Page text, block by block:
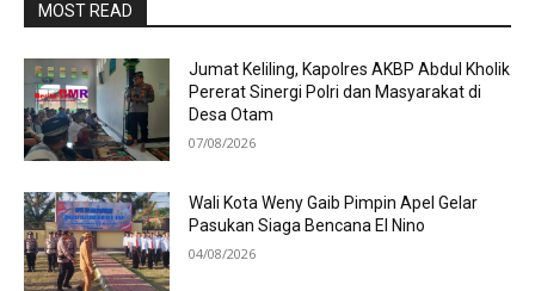
MOST READ
Jumat Keliling, Kapolres AKBP Abdul Kholik
Pererat Sinergi Polri dan Masyarakat di
Desa Otam
07/08/2026
Wali Kota Weny Gaib Pimpin Apel Gelar
Pasukan Siaga Bencana El Nino
04/08/2026